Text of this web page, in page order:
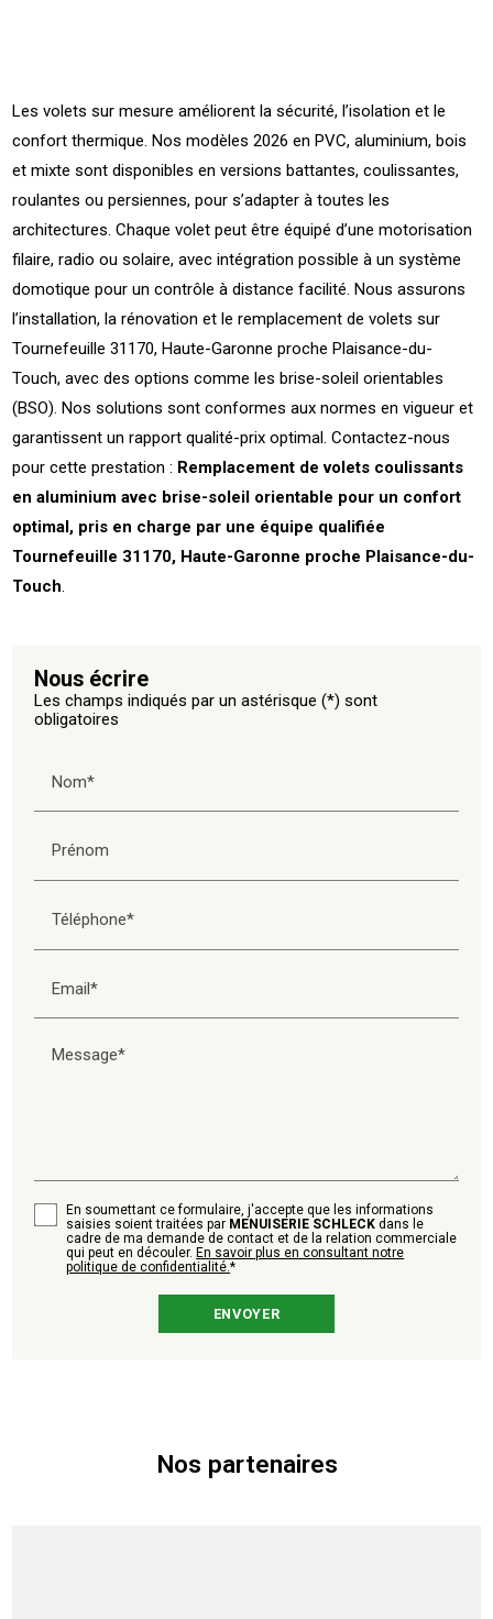
Les volets sur mesure améliorent la sécurité, l’isolation et le
confort thermique. Nos modèles 2026 en PVC, aluminium, bois
et mixte sont disponibles en versions battantes, coulissantes,
roulantes ou persiennes, pour s’adapter à toutes les
architectures. Chaque volet peut être équipé d’une motorisation
filaire, radio ou solaire, avec intégration possible à un système
domotique pour un contrôle à distance facilité. Nous assurons
l’installation, la rénovation et le remplacement de volets sur
Tournefeuille 31170, Haute-Garonne proche Plaisance-du-
Touch, avec des options comme les brise-soleil orientables
(BSO). Nos solutions sont conformes aux normes en vigueur et
garantissent un rapport qualité-prix optimal. Contactez-nous
pour cette prestation : Remplacement de volets coulissants
en aluminium avec brise-soleil orientable pour un confort
optimal, pris en charge par une équipe qualifiée
Tournefeuille 31170, Haute-Garonne proche Plaisance-du-
Touch.
Nous écrire
Les champs indiqués par un astérisque (*) sont
obligatoires
Nom*
Prénom
Téléphone*
Email*
Message*
En soumettant ce formulaire, j'accepte que les informations
saisies soient traitées par MENUISERIE SCHLECK dans le
cadre de ma demande de contact et de la relation commerciale
qui peut en découler. En savoir plus en consultant notre
politique de confidentialité.*
Nos partenaires